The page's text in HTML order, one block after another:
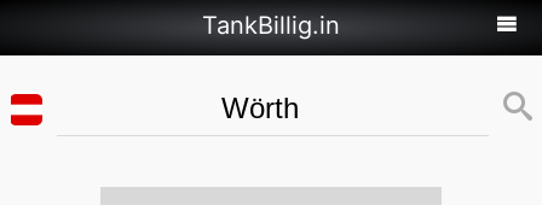
TankBillig.in